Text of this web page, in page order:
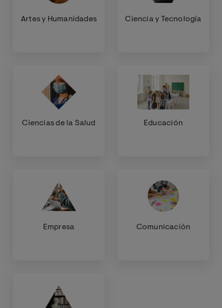
Artes y Humanidades Ciencia y Tecnología
Ciencias de la Salud Educación
Empresa Comunicación